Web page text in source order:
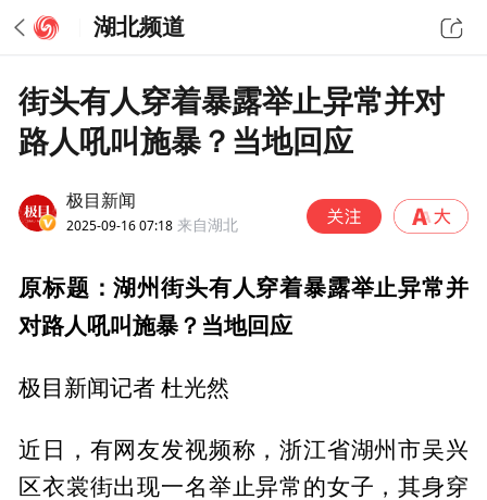
湖北频道
街头有人穿着暴露举止异常并对
路人吼叫施暴？当地回应
极目新闻
2025-09-16 07:18 来自湖北
原标题：湖州街头有人穿着暴露举止异常并
对路人吼叫施暴？当地回应
极目新闻记者 杜光然
近日，有网友发视频称，浙江省湖州市吴兴
区衣裳街出现一名举止异常的女子，其身穿